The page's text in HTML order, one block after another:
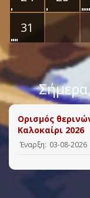
31
Σήμερα
Ορισμός
Καλοκαίρι 2026
Έναρξη: 03-08-2026